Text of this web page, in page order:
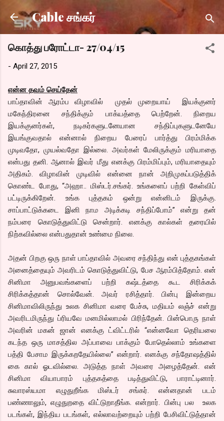
Skip to main content
Cable சங்கர்
கொத்து பரோட்டா- 27/04/15
- April 27, 2015
என்ன தவம் செய்தேன்
பாப்தாவின் ஆரம்ப விழாவில் முதல் முறையாய் இயக்குனர்
மகேந்திரனை சந்திக்கும் பாக்யத்தை பெற்றேன். நிறைய
இயக்குனர்கள், நடிகர்களுடனேயான சந்திப்புகளுடனேயே
இயங்குவதால் என்னால் நிறைய பேரைப் பார்த்து பிரம்மிக்க
முடிவதோ, முயல்வதோ இல்லை. அவர்கள் மேலிருக்கும் மரியாதை
என்பது தனி. ஆனால் இவர் மீது எனக்கு பிரம்மிப்பும், மரியாதையும்
அதிகம். விழாவின் முடிவில் என்னை நான் அறிமுகப்படுத்திக்
கொண்ட போது, “அஹா.. மிஸ்டர்.சங்கர். உங்களைப் பற்றி கேள்விப்
பட்டிருக்கிறேன். உங்க புத்தகம் ஒன்று என்னிடம் இருக்கு.
சாப்பாட்டுக்கடை இனி நாம அடிக்கடி சந்திப்போம்” என்று தன்
நம்பரை கொடுத்துவிட்டு சென்றார். எனக்கு கால்கள் தரையில்
நிற்கவில்லை என்பதுதான் உண்மை நிலை.
அதன் பிறகு ஒரு நாள் பாப்தாவில் அவரை சந்திந்து என் புத்தகங்கள்
அனைத்தையும் அவரிடம் கொடுத்துவிட்டு, பேச ஆரம்பித்தோம். என்
சினிமா அனுபவங்களைப் பற்றி கஷ்டத்தை கூட சிரிக்கக்
சிரிக்கத்தான் சொல்வேன். அவர் ரசித்தார். பின்பு இன்றைய
சினிமாவிலிருந்து உலக சினிமா வரை பேச்சு, மதியம் லஞ்ச் என்று
அவரிடமிருந்து ப்ரியவே மனமில்லாமல் பிரிந்தேன். பின்பொரு நாள்
அவரின் மகன் ஜான் எனக்கு ட்விட்டரில் “என்னவோ தெரியலை
கடந்த ஒரு மாசத்தில அப்பாவை பாக்கும் போதெல்லாம் உங்களை
பத்தி பேசாம இருக்கறதேயில்லை” என்றார். எனக்கு சந்தோஷத்தில்
கை கால் ஓடவில்லை. அடுத்த நாள் அவரை அழைத்தேன். என்
சினிமா வியாபாரம் புத்தகத்தை படித்துவிட்டு, பாராட்டினார்.
சுவாரஸ்யமா எழுதுறீங்க மிஸ்டர் சங்கர். என்னதான் படம்
பண்ணாலும், எழுதுறதை விட்டுறாதீங்க. என்றார். பின்பு பல உலக
படங்கள், இந்திய படங்கள், எல்லாவற்றையும் பற்றி பேசிவிட்டுத்தான்